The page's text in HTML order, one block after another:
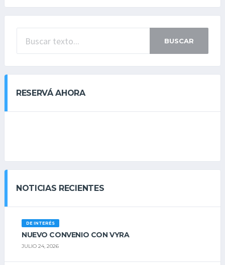
BUSCAR
RESERVÁ AHORA
NOTICIAS RECIENTES
DE INTERÉS
NUEVO CONVENIO CON VYRA
JULIO 24, 2026